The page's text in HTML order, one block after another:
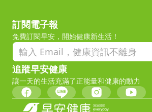
訂閱電子報
免費訂閱早安，開始健康新生活！
追蹤早安健康
讓一天的生活充滿了正能量和健康的動力